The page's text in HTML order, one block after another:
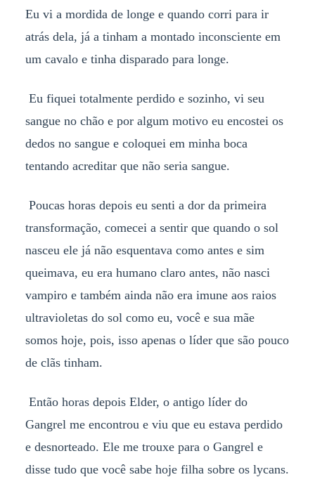
Eu vi a mordida de longe e quando corri para ir
atrás dela, já a tinham a montado inconsciente em
um cavalo e tinha disparado para longe.
Eu fiquei totalmente perdido e sozinho, vi seu
sangue no chão e por algum motivo eu encostei os
dedos no sangue e coloquei em minha boca
tentando acreditar que não seria sangue.
Poucas horas depois eu senti a dor da primeira
transformação, comecei a sentir que quando o sol
nasceu ele já não esquentava como antes e sim
queimava, eu era humano claro antes, não nasci
vampiro e também ainda não era imune aos raios
ultravioletas do sol como eu, você e sua mãe
somos hoje, pois, isso apenas o líder que são pouco
de clãs tinham.
Então horas depois Elder, o antigo líder do
Gangrel me encontrou e viu que eu estava perdido
e desnorteado. Ele me trouxe para o Gangrel e
disse tudo que você sabe hoje filha sobre os lycans.